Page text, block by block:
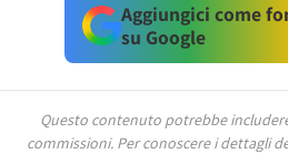
Aggiungici come
su Google
Questo contenuto potrebbe
commissioni. Per conoscere i dettagli